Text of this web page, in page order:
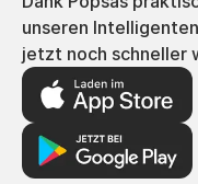
unseren
jetzt noch schneller